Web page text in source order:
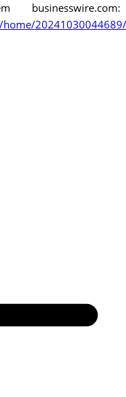
home/